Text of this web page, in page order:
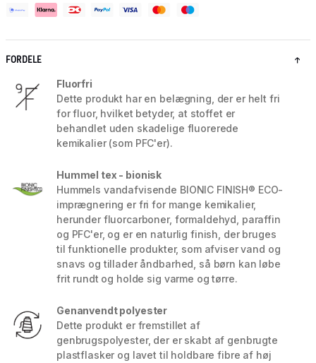
FORDELE
Fluorfri
Dette produkt har en belægning, der er helt fri
for fluor, hvilket betyder, at stoffet er
behandlet uden skadelige fluorerede
kemikalier (som PFC'er).
Hummel tex - bionisk
Hummels vandafvisende BIONIC FINISH® ECO-
imprægnering er fri for mange kemikalier,
herunder fluorcarboner, formaldehyd, paraffin
og PFC'er, og er en naturlig finish, der bruges
til funktionelle produkter, som afviser vand og
snavs og tillader åndbarhed, så børn kan løbe
frit rundt og holde sig varme og tørre.
Genanvendt polyester
Dette produkt er fremstillet af
genbrugspolyester, der er skabt af genbrugte
plastflasker og lavet til holdbare fibre af høj